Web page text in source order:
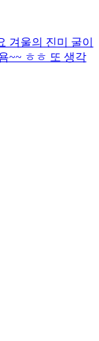
겨울의 진미 굴이
~~ ㅎㅎ 또 생각